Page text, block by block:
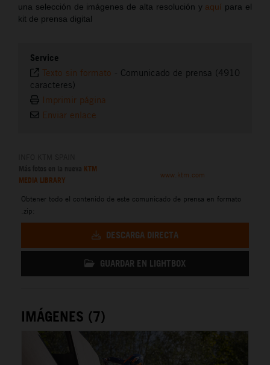
una selección de imágenes de alta resolución y aquí para el
kit de prensa digital
Service
Texto sin formato - Comunicado de prensa (4910
caracteres)
Imprimir página
Enviar enlace
KTM
MEDIA LIBRARY
www.ktm.com
Obtener todo el contenido de este comunicado de prensa en formato
.zip:
DESCARGA DIRECTA
GUARDAR EN LIGHTBOX
IMÁGENES (7)